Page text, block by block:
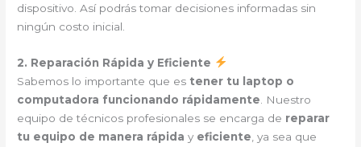
dispositivo. Así podrás tomar decisiones informadas sin
ningún costo inicial.
2. Reparación Rápida y Eficiente
Sabemos lo importante que es tener tu laptop o
computadora funcionando rápidamente . Nuestro
equipo de técnicos profesionales se encarga de reparar
tu equipo de manera rápida y eficiente , ya sea que